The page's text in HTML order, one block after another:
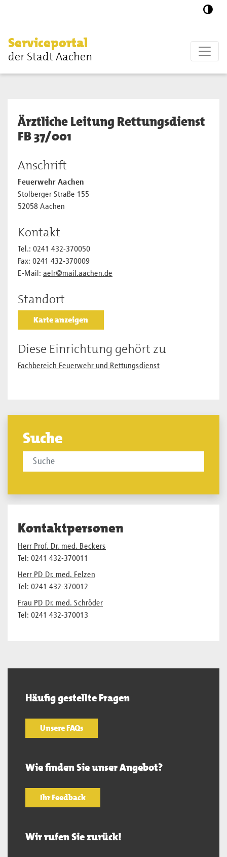
Serviceportal
der Stadt Aachen
Ärztliche Leitung Rettungsdienst
FB 37/001
Anschrift
Feuerwehr Aachen
Stolberger Straße 155
52058 Aachen
Kontakt
Tel.: 0241 432-370050
Fax: 0241 432-370009
E-Mail: aelr@mail.aachen.de
Standort
Karte anzeigen
Diese Einrichtung gehört zu
Fachbereich Feuerwehr und Rettungsdienst
Suche
Kontaktpersonen
Herr Prof. Dr. med. Beckers
Tel: 0241 432-370011
Herr PD Dr. med. Felzen
Tel: 0241 432-370012
Frau PD Dr. med. Schröder
Tel: 0241 432-370013
Häufig gestellte Fragen
Unsere FAQs
Wie finden Sie unser Angebot?
Ihr Feedback
Wir rufen Sie zurück!